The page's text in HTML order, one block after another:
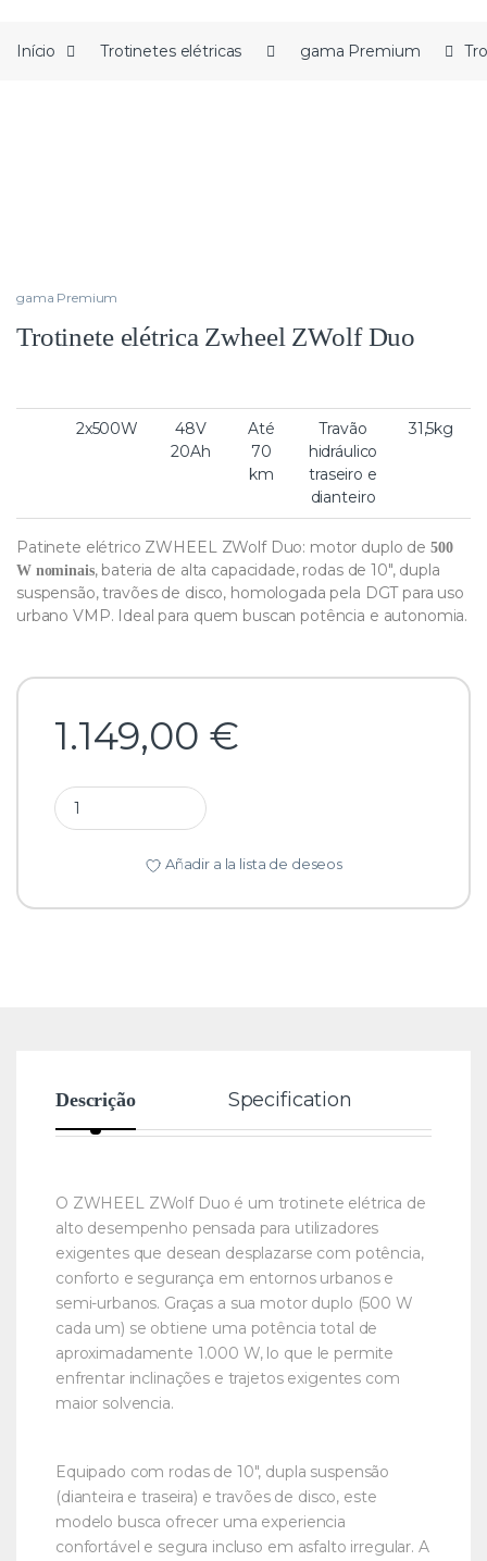
Início Trotinetes elétricas gama Premium
gama Premium
Trotinete elétrica Zwheel ZWolf Duo
2x500W
48V
20Ah
Até
70
km
Travão
hidráulico
traseiro e
dianteiro
31,5kg
Patinete elétrico ZWHEEL ZWolf Duo: motor duplo de 500
W nominais, bateria de alta capacidade, rodas de 10″, dupla
suspensão, travões de disco, homologada pela DGT para uso
urbano VMP. Ideal para quem buscan potência e autonomia.
1.149,00 €
Añadir a la lista de deseos
Descrição Specification
O ZWHEEL ZWolf Duo é um trotinete elétrica de
alto desempenho pensada para utilizadores
exigentes que desean desplazarse com potência,
conforto e segurança em entornos urbanos e
semi-urbanos. Graças a sua motor duplo (500 W
cada um) se obtiene uma potência total de
aproximadamente 1.000 W, lo que le permite
enfrentar inclinações e trajetos exigentes com
maior solvencia.
Equipado com rodas de 10″, dupla suspensão
(dianteira e traseira) e travões de disco, este
modelo busca ofrecer uma experiencia
confortável e segura incluso em asfalto irregular. A